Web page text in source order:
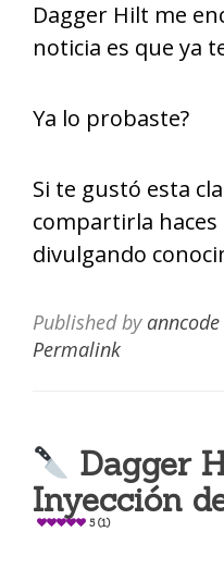
Dagger Hilt me
noticia es que ya
Ya lo probaste?
Si te gustó esta
compartirla
divulgando
Published by anncode
Permalink
Dagger
Inyección
5 (1)